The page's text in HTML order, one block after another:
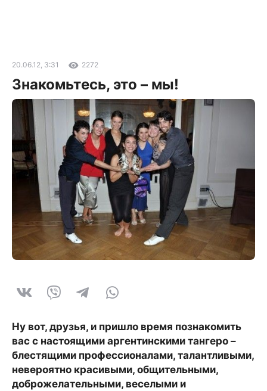
20.06.12, 3:31 2272
Знакомьтесь, это – мы!
Ну вот, друзья, и пришло время познакомить
вас с настоящими аргентинскими тангеро –
блестящими профессионалами, талантливыми,
невероятно красивыми, общительными,
доброжелательными, веселыми и